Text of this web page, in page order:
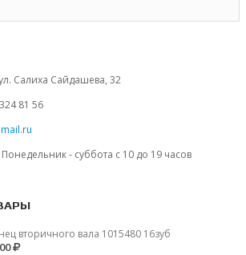
Салиха Сайдашева, 32
81 56
Понедельник - суббота с 10 до 19 часов
вторичного вала 1015480 16зуб